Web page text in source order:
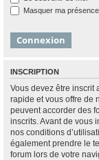
Masquer ma
INSCRIPTION
Vous devez être inscrit
rapide et vous offre de
peuvent accorder des
inscrits. Avant de vous
nos conditions
également prendre le
forum lors de votre